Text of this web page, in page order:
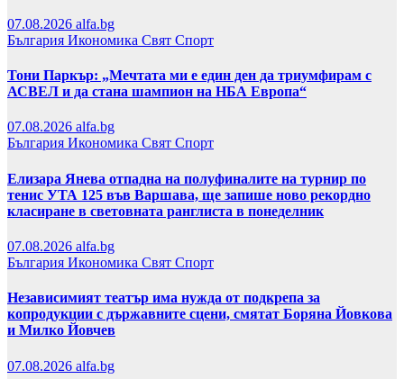
07.08.2026 alfa.bg
България Икономика Свят Спорт
Тони Паркър: „Мечтата ми е един ден да триумфирам с
АСВЕЛ и да стана шампион на НБА Европа“
07.08.2026 alfa.bg
България Икономика Свят Спорт
Елизара Янева отпадна на полуфиналите на турнир по
тенис УТА 125 във Варшава, ще запише ново рекордно
класиране в световната ранглиста в понеделник
07.08.2026 alfa.bg
България Икономика Свят Спорт
Независимият театър има нужда от подкрепа за
копродукции с държавните сцени, смятат Боряна Йовкова
и Милко Йовчев
07.08.2026 alfa.bg